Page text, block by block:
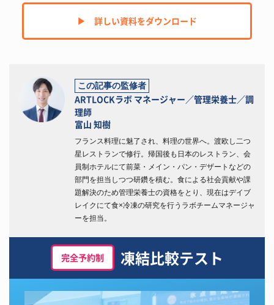
▶︎ 詳しい資料をダウンロード
この記事の監修者
ARTLOCKラボ マネージャー／管理栄養士／調
理師
富山 知樹
フランス料理に魅了され、料理の世界へ。渡欧し二つ
星レストランで修行。帰国後も日本のレストラン、会
員制ホテルにて前菜・メイン・パン・デザートなどの
部門を担当しつつ研鑽を積む。食による社会貢献や課
題解決のため管理栄養士の資格をとり、現在はデイブ
レイクにて食×冷凍の研究を行うラボチームマネージャ
ーを担当。
完全予約制 凍結比較テスト